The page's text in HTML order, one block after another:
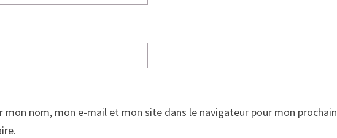
mon nom, mon e-mail et mon site dans le navigateur pour mon prochain